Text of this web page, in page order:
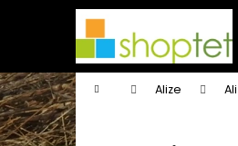
Domů Alize
P
í
k
Zpět
do
obchodu
Zpět
do
obchodu